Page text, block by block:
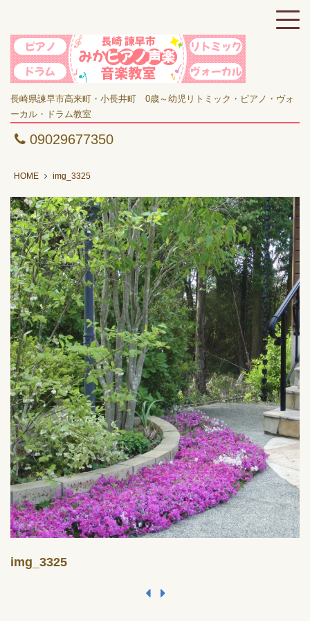
長崎県諫早市高来町・小長井町 0歳～幼児リトミック・ピアノ・ヴォ
ーカル・ドラム教室
09029677350
HOME img_3325
img_3325